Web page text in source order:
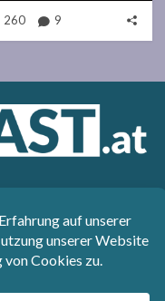
260 9
betrachten
progressiven,
wirft den Blick der